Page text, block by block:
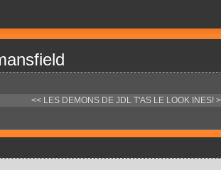
<< LES DEMONS DE JDL T'AS LE LOOK INES!